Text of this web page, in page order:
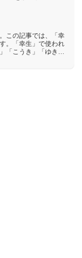
この記事では、「幸
。「幸生」で使われ
「こうき」「ゆき」